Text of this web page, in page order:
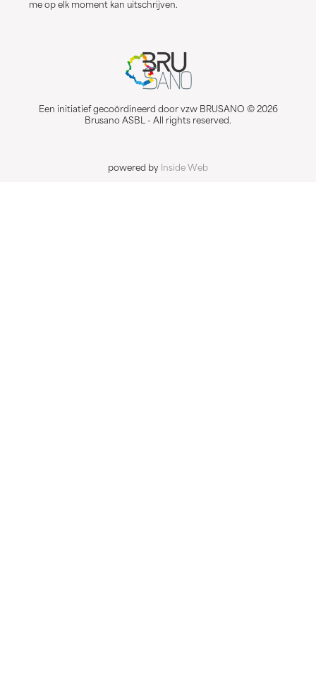
me op elk moment kan uitschrijven.
Een initiatief gecoördineerd door vzw BRUSANO © 2026
Brusano ASBL - All rights reserved.
powered by Inside Web